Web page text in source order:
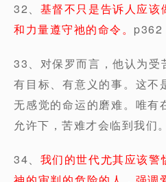
32、 基督不只是告诉人应该
和力量遵守祂的命令。 p362
33、对保罗而言，他认为受
有目标、有意义的事。这不
无感觉的命运的磨难。唯有
允许下，苦难才会临到我们
34、 我们的世代尤其应该